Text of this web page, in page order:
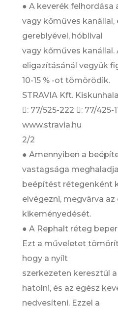
● A keverék felhordása
vagy kőműves kanállal,
gereblyével, hóblival
vagy kőműves kanállal.
eligazításánál vegyük
10-15 % -ot tömörödik.
STRAVIA Kft.
: 77/525-222 : 77/425-
www.stravia.hu
2/2
● Amennyiben a
vastagsága
beépítést rétegenként
elvégezni, megvárva
kikeményedését.
● A Rephalt réteg
Ezt a műveletet
hogy a nyílt
szerkezeten keresztül
hatolni, és az egész
nedvesíteni. Ezzel a